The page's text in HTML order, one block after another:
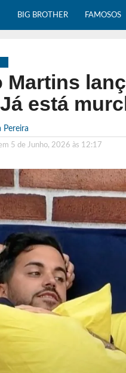
BIG BROTHER FAMOSOS
está
Pereira
5 de Junho, 2026 às 12:17